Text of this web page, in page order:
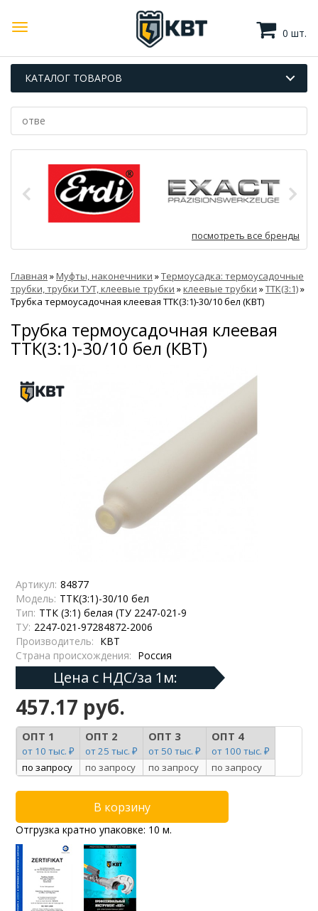
0 шт.
КАТАЛОГ ТОВАРОВ
посмотреть все бренды
Главная »Муфты, наконечники »Термоусадка: термоусадочные
трубки, трубки ТУТ, клеевые трубки »клеевые трубки »ТТК(3:1)»
Трубка термоусадочная клеевая ТТК(3:1)-30/10 бел (КВТ)
Трубка термоусадочная клеевая
ТТК(3:1)-30/10 бел (КВТ)
Артикул: 84877
Модель: ТТК(3:1)-30/10 бел
Тип: ТТК (3:1) белая (ТУ 2247-021-9
ТУ: 2247-021-97284872-2006
Производитель: КВТ
Страна происхождения: Россия
Цена с НДС/за 1м:
457.17 руб.
ОПТ 1
от 10 тыс. ₽
ОПТ 2
от 25 тыс. ₽
ОПТ 3
от 50 тыс. ₽
ОПТ 4
от 100 тыс. ₽
по запросу
по запросу по запросу по запросу
Отгрузка кратно упаковке: 10 м.